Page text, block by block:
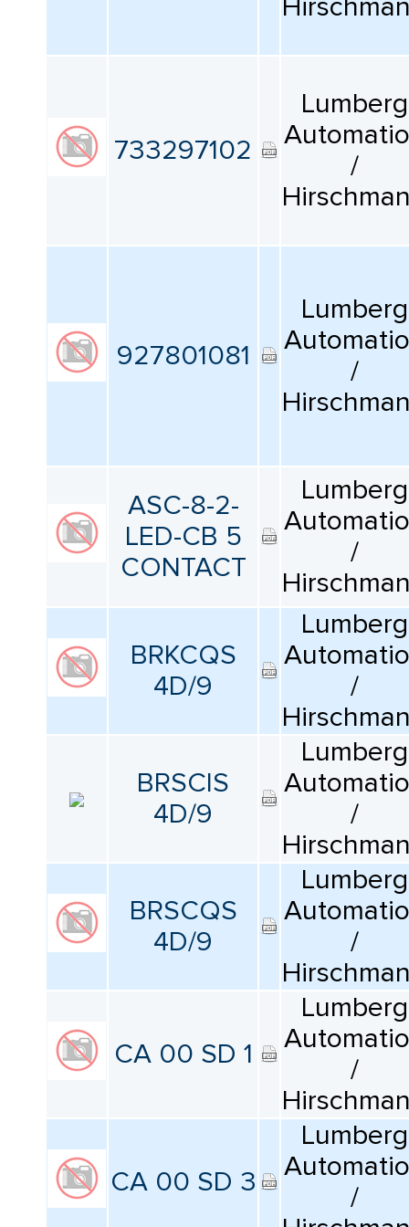
ПРОИЗВОДИТЕЛЕЙ
733297102
Lumberg
/
927801081
Lumberg
/
ASC-8-2-
LED-CB 5
CONTACT
Lumberg
/
BRKCQS
4D/9
Lumberg
/
BRSCIS
4D/9
Lumberg
/
BRSCQS
4D/9
Lumberg
/
CA 00 SD 1
Lumberg
/
CA 00 SD 3
Lumberg
/